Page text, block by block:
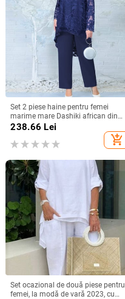
Set 2 piese haine pentru femei
marime mare Dashiki african din
dantela Ankara tinute de nunta
2023 moda primavara topuri
pantaloni pantaloni costume
238.66 Lei
add_shopping_cart
Set ocazional de două piese pentru
femei, la modă de vară 2023, cu